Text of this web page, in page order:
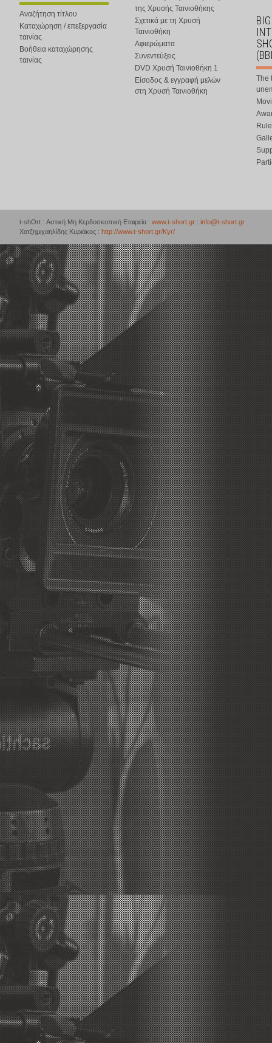
Αναζήτηση τίτλου
Καταχώρηση / επεξεργασία
ταινίας
Βοήθεια καταχώρησης
ταινίας
της Χρυσής Ταινιοθήκης
Σχετικά με τη Χρυσή
Ταινιοθήκη
Αφιερώματα
Συνεντεύξεις
DVD Χρυσή Ταινιοθήκη 1
Είσοδος & εγγραφή μελών
στη Χρυσή Ταινιοθήκη
The
t-shOrt : Αστική Μη Κερδοσκοπική Εταιρεία : www.t-short.gr : info@t-short.gr
Χατζημιχαηλίδης Κυριάκος : http://www.t-short.gr/Kyr/